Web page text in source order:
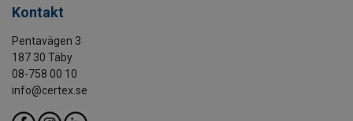
Kontakt
Pentavägen 3
187 30 Täby
08-758 00 10
info@certex.se